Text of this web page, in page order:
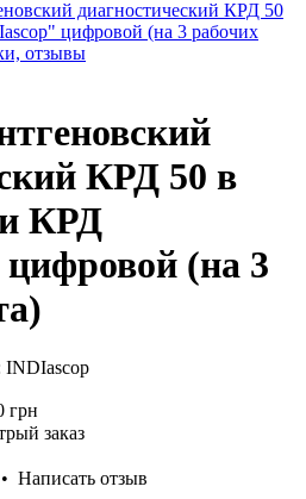
КРД 50 в
КРД
(на 3
INDIascop
грн
заказ
• Написать отзыв